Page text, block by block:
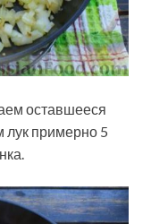
оставшееся
лук примерно 5